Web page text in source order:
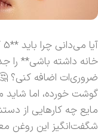
آیا می‌دانی چرا باید **5 کاربرد مهم
خانه داشته باشی** را
ضروری‌ات اضافه کنی؟
گوشت خورده، اما شاید
مایع چه کارهایی از
شگفت‌انگیز این روغن